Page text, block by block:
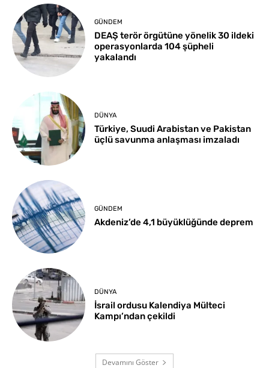
GÜNDEM
DEAŞ terör örgütüne yönelik 30 ildeki
operasyonlarda 104 şüpheli
yakalandı
DÜNYA
Türkiye, Suudi Arabistan ve Pakistan
üçlü savunma anlaşması imzaladı
GÜNDEM
Akdeniz’de 4,1 büyüklüğünde deprem
DÜNYA
İsrail ordusu Kalendiya Mülteci
Kampı’ndan çekildi
Devamını Göster